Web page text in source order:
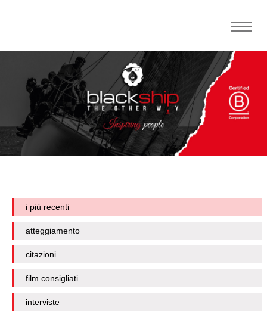
Toggle
i più recenti
atteggiamento
citazioni
film consigliati
interviste